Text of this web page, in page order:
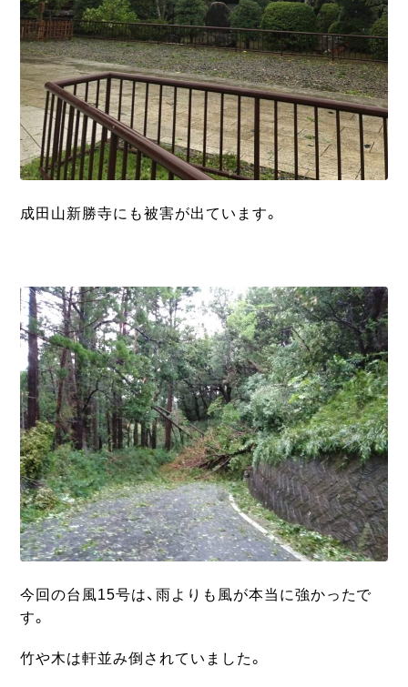
成田山新勝寺にも被害が出ています。
今回の台風15号は、雨よりも風が本当に強かったで
す。
竹や木は軒並み倒されていました。